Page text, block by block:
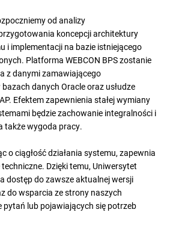
od analizy
koncepcji architektury
i implementacji na bazie istniejącego
Platforma WEBCON BPS zostanie
z danymi zamawiającego
danych Oracle oraz usłudze
Efektem zapewnienia stałej wymiany
będzie zachowanie integralności i
także wygoda pracy.
o ciągłość działania systemu, zapewnia
Dzięki temu, Uniwersytet
dostęp do zawsze aktualnej wersji
do wsparcia ze strony naszych
lub pojawiających się potrzeb